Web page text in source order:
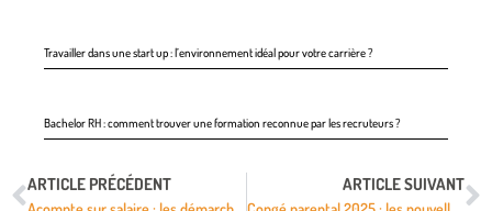
Travailler dans une start up : l’environnement idéal pour votre carrière ?
Bachelor RH : comment trouver une formation reconnue par les recruteurs ?
ARTICLE PRÉCÉDENT ARTICLE SUIVANT